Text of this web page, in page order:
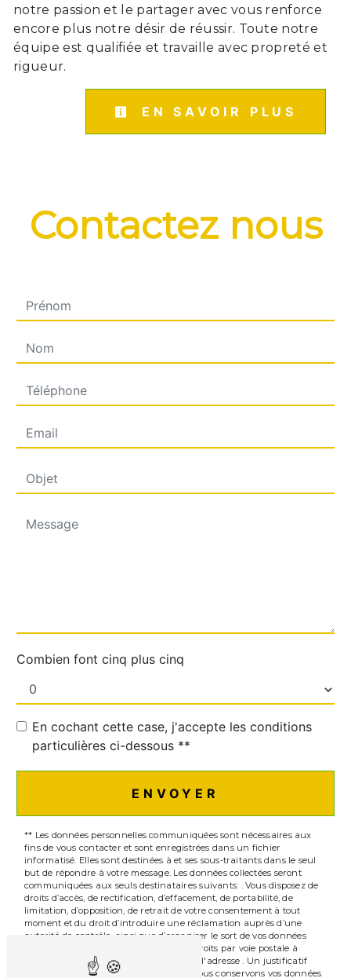
notre passion et le partager avec vous renforce
encore plus notre désir de réussir. Toute notre
équipe est qualifiée et travaille avec propreté et
rigueur.
EN SAVOIR PLUS
Contactez nous
Combien font cinq plus cinq
En cochant cette case, j'accepte les conditions
particulières ci-dessous **
ENVOYER
** Les données personnelles communiquées sont nécessaires aux
fins de vous contacter et sont enregistrées dans un fichier
informatisé. Elles sont destinées à et ses sous-traitants dans le seul
but de répondre à votre message. Les données collectées seront
communiquées aux seuls destinataires suivants: . Vous disposez de
droits d’accès, de rectification, d’effacement, de portabilité, de
limitation, d’opposition, de retrait de votre consentement à tout
moment et du droit d’introduire une réclamation auprès d’une
autorité de contrôle, ainsi que d’organiser le sort de vos données
post-mortem. Vous pouvez exercer ces droits par voie postale à
l'adresse ou par courrier électronique à l'adresse . Un justificatif
d'identité pourra vous être demandé. Nous conservons vos données